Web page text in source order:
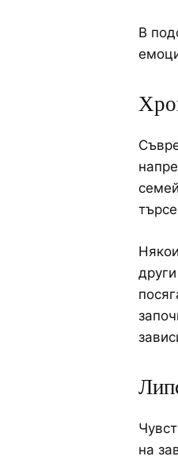
В
на